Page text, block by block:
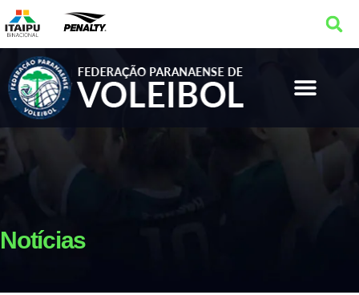
Notícias